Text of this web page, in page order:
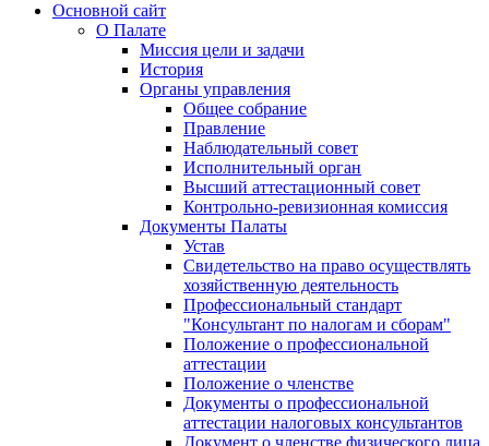
Основной сайт
О Палате
Миссия цели и задачи
История
Органы управления
Общее собрание
Правление
Наблюдательный совет
Исполнительный орган
Высший аттестационный совет
Контрольно-ревизионная комиссия
Документы Палаты
Устав
Свидетельство на право осуществлять
хозяйственную деятельность
Профессиональный стандарт
"Консультант по налогам и сборам"
Положение о профессиональной
аттестации
Положение о членстве
Документы о профессиональной
аттестации налоговых консультантов
Документ о членстве физического лица